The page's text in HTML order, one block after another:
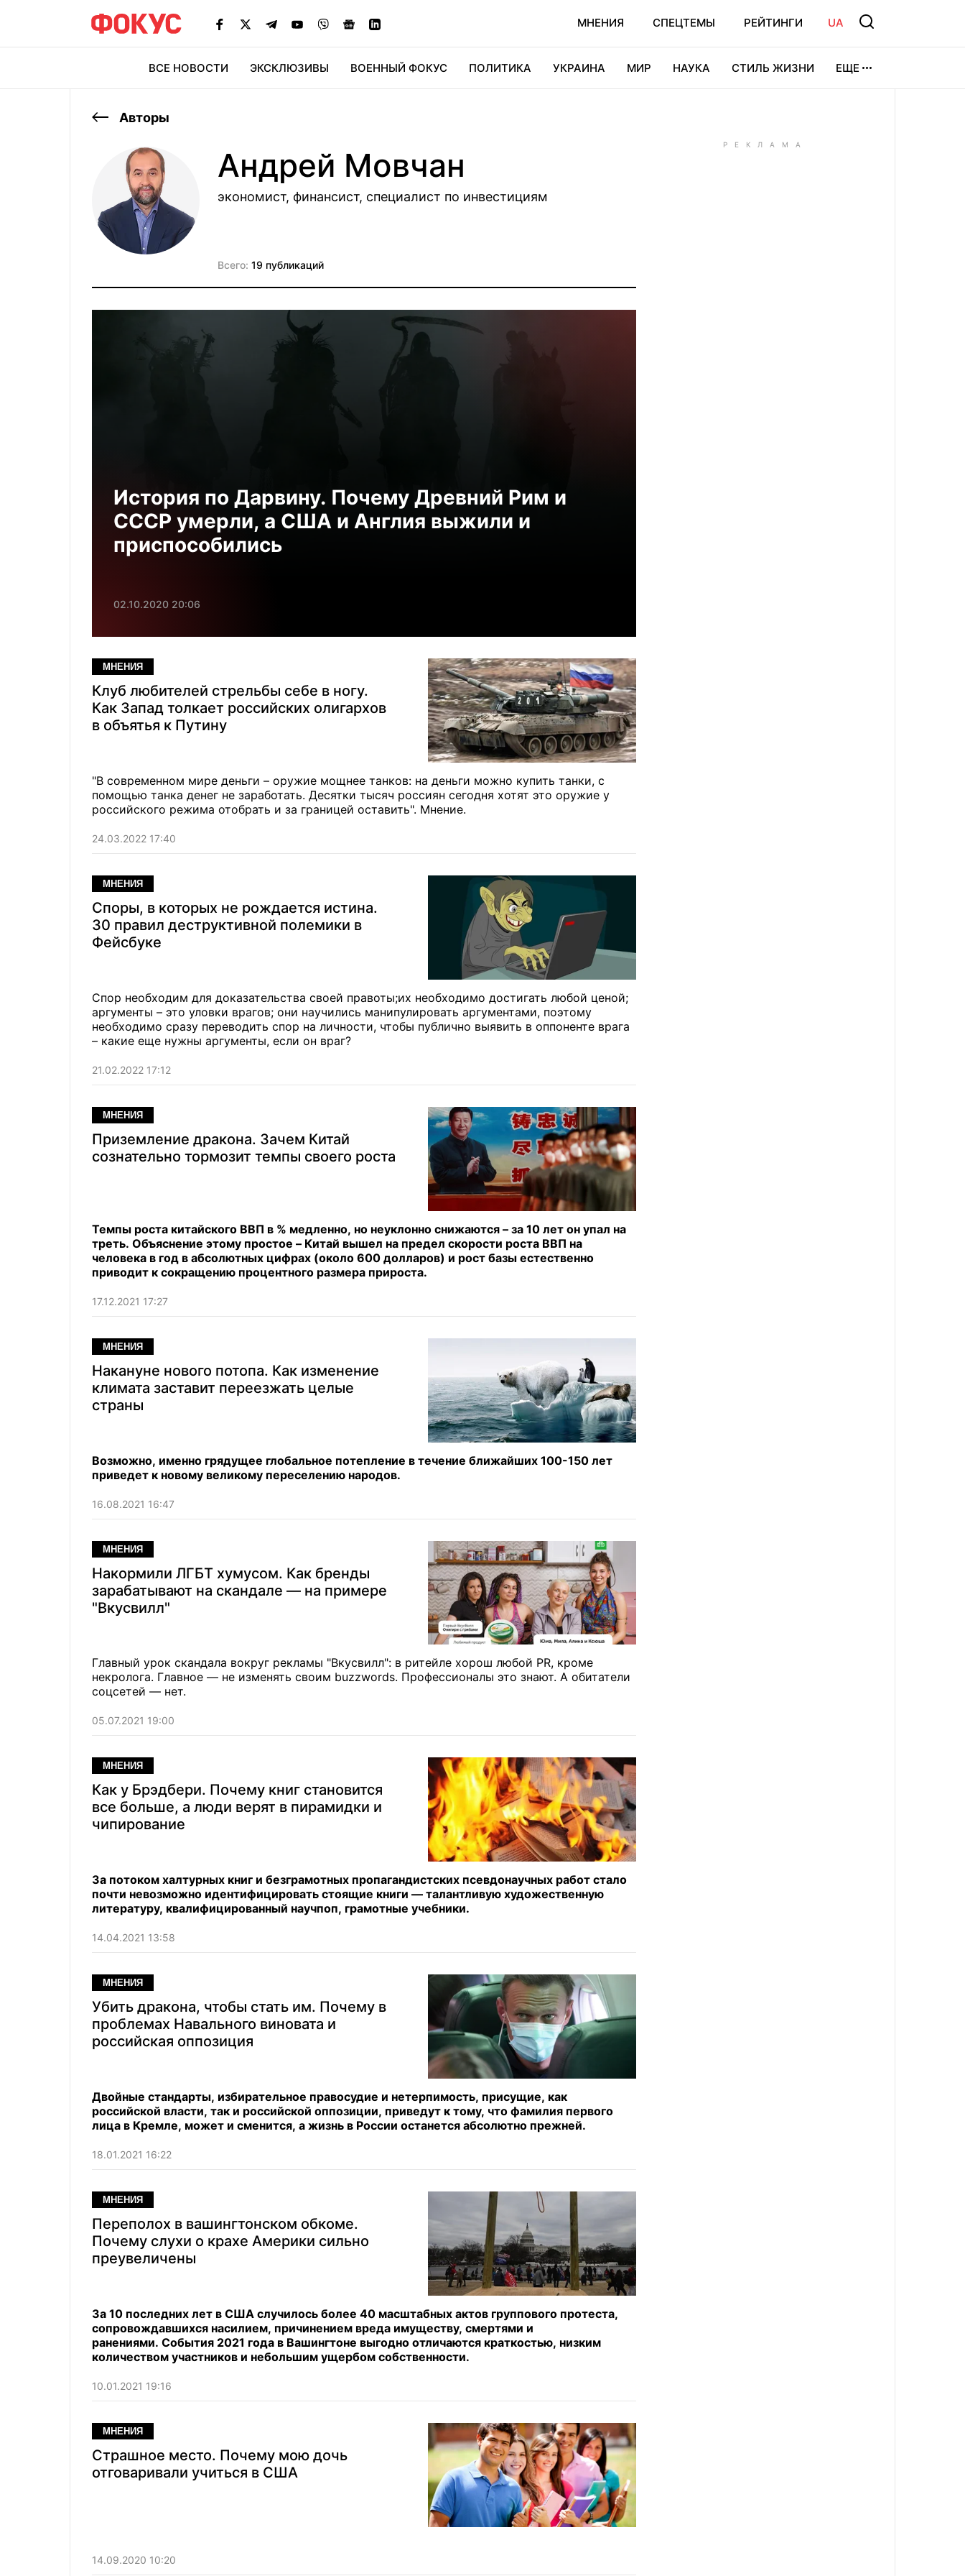
МНЕНИЯ СПЕЦТЕМЫ РЕЙТИНГИ UA
ВСЕ НОВОСТИ ЭКСКЛЮЗИВЫ ВОЕННЫЙ ФОКУС ПОЛИТИКА УКРАИНА МИР НАУКА СТИЛЬ ЖИЗНИ ЕЩЕ
Авторы
Андрей Мовчан
экономист, финансист, специалист по инвестициям
Всего: 19 публикаций
История по Дарвину. Почему Древний Рим и
СССР умерли, а США и Англия выжили и
приспособились
02.10.2020 20:06
МНЕНИЯ
Клуб любителей стрельбы себе в ногу.
Как Запад толкает российских олигархов
в объятья к Путину
"В современном мире деньги – оружие мощнее танков: на деньги можно купить танки, с
помощью танка денег не заработать. Десятки тысяч россиян сегодня хотят это оружие у
российского режима отобрать и за границей оставить". Мнение.
24.03.2022 17:40
МНЕНИЯ
Споры, в которых не рождается истина.
30 правил деструктивной полемики в
Фейсбуке
Спор необходим для доказательства своей правоты;их необходимо достигать любой ценой;
аргументы – это уловки врагов; они научились манипулировать аргументами, поэтому
необходимо сразу переводить спор на личности, чтобы публично выявить в оппоненте врага
– какие еще нужны аргументы, если он враг?
21.02.2022 17:12
МНЕНИЯ
Приземление дракона. Зачем Китай
сознательно тормозит темпы своего роста
Темпы роста китайского ВВП в % медленно, но неуклонно снижаются – за 10 лет он упал на
треть. Объяснение этому простое – Китай вышел на предел скорости роста ВВП на
человека в год в абсолютных цифрах (около 600 долларов) и рост базы естественно
приводит к сокращению процентного размера прироста.
17.12.2021 17:27
МНЕНИЯ
Накануне нового потопа. Как изменение
климата заставит переезжать целые
страны
Возможно, именно грядущее глобальное потепление в течение ближайших 100-150 лет
приведет к новому великому переселению народов.
16.08.2021 16:47
МНЕНИЯ
Накормили ЛГБТ хумусом. Как бренды
зарабатывают на скандале — на примере
"Вкусвилл"
Главный урок скандала вокруг рекламы "Вкусвилл": в ритейле хорош любой PR, кроме
некролога. Главное — не изменять своим buzzwords. Профессионалы это знают. А обитатели
соцсетей — нет.
05.07.2021 19:00
МНЕНИЯ
Как у Брэдбери. Почему книг становится
все больше, а люди верят в пирамидки и
чипирование
За потоком халтурных книг и безграмотных пропагандистских псевдонаучных работ стало
почти невозможно идентифицировать стоящие книги — талантливую художественную
литературу, квалифицированный научпоп, грамотные учебники.
14.04.2021 13:58
МНЕНИЯ
Убить дракона, чтобы стать им. Почему в
проблемах Навального виновата и
российская оппозиция
Двойные стандарты, избирательное правосудие и нетерпимость, присущие, как
российской власти, так и российской оппозиции, приведут к тому, что фамилия первого
лица в Кремле, может и сменится, а жизнь в России останется абсолютно прежней.
18.01.2021 16:22
МНЕНИЯ
Переполох в вашингтонском обкоме.
Почему слухи о крахе Америки сильно
преувеличены
За 10 последних лет в США случилось более 40 масштабных актов группового протеста,
сопровождавшихся насилием, причинением вреда имуществу, смертями и
ранениями. События 2021 года в Вашингтоне выгодно отличаются краткостью, низким
количеством участников и небольшим ущербом собственности.
10.01.2021 19:16
МНЕНИЯ
Страшное место. Почему мою дочь
отговаривали учиться в США
14.09.2020 10:20